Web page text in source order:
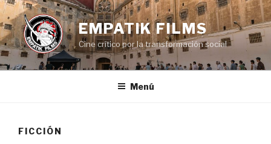
Saltar
al
contenido
EMPATIK FILMS
Cine crítico por la transformación social
Menú
FICCIÓN